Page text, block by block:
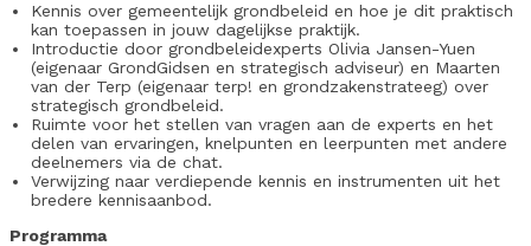
Kennis over gemeentelijk grondbeleid en hoe je dit praktisch
kan toepassen in jouw dagelijkse praktijk.
Introductie door grondbeleidexperts Olivia Jansen-Yuen
(eigenaar GrondGidsen en strategisch adviseur) en Maarten
van der Terp (eigenaar terp! en grondzakenstrateeg) over
strategisch grondbeleid.
Ruimte voor het stellen van vragen aan de experts en het
delen van ervaringen, knelpunten en leerpunten met andere
deelnemers via de chat.
Verwijzing naar verdiepende kennis en instrumenten uit het
bredere kennisaanbod.
Programma